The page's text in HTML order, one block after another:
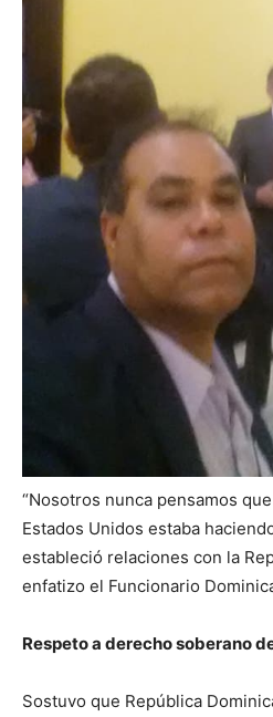
“Nosotros nunca pensamos
Estados Unidos estaba
estableció relaciones con la
enfatizo el Funcionario
Respeto a derecho soberano
Sostuvo que República